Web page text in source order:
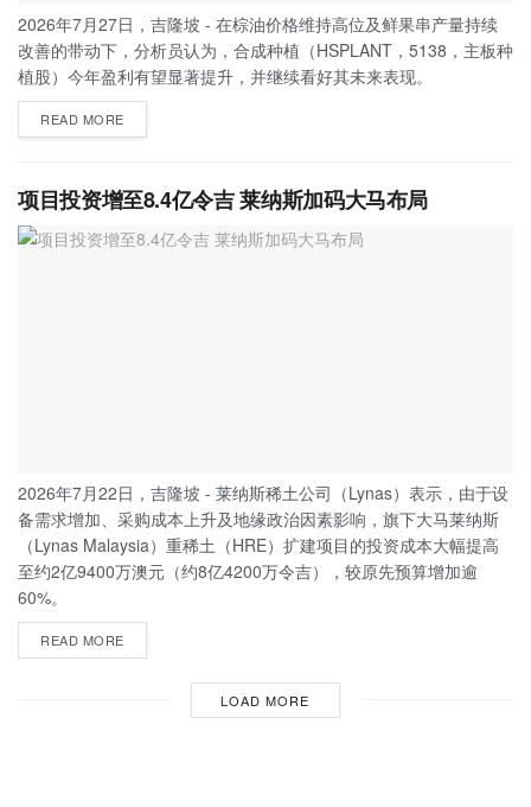
2026年7月27日，吉隆坡 - 在棕油价格维持高位及鲜果串产量持续
改善的带动下，分析员认为，合成种植（HSPLANT，5138，主板种
植股）今年盈利有望显著提升，并继续看好其未来表现。
READ MORE
项目投资增至8.4亿令吉 莱纳斯加码大马布局
2026年7月22日，吉隆坡 - 莱纳斯稀土公司（Lynas）表示，由于设
备需求增加、采购成本上升及地缘政治因素影响，旗下大马莱纳斯
（Lynas Malaysia）重稀土（HRE）扩建项目的投资成本大幅提高
至约2亿9400万澳元（约8亿4200万令吉），较原先预算增加逾
60%。
READ MORE
LOAD MORE